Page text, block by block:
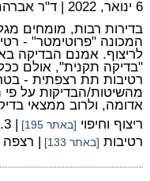
6 ינואר, 2022 | ד"ר
בדירות רבות, מומחים
המכונה "פרוטימטר" -
לריצוף. אמנם הבדיקה
"בדיקה תקנית", אולם
רטיבות תת רצפתית -
מהשיטות/הבדיקות על
אדומה, ולרוב ממצאי
ריצוף וחיפוי [באתר 195] | 1555.3
רטיבות [באתר 133] | רצפה